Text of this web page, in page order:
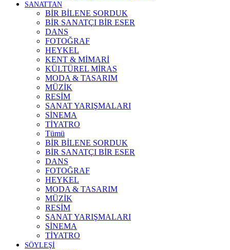
SANATTAN
BİR BİLENE SORDUK
BİR SANATÇI BİR ESER
DANS
FOTOĞRAF
HEYKEL
KENT & MİMARİ
KÜLTÜREL MİRAS
MODA & TASARIM
MÜZİK
RESİM
SANAT YARIŞMALARI
SİNEMA
TİYATRO
Tümü
BİR BİLENE SORDUK
BİR SANATÇI BİR ESER
DANS
FOTOĞRAF
HEYKEL
MODA & TASARIM
MÜZİK
RESİM
SANAT YARIŞMALARI
SİNEMA
TİYATRO
SÖYLEŞİ